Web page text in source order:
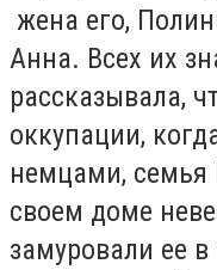
жена его,
Анна. Всех их
рассказывала,
оккупации,
немцами, семья
своем доме
замуровали ее